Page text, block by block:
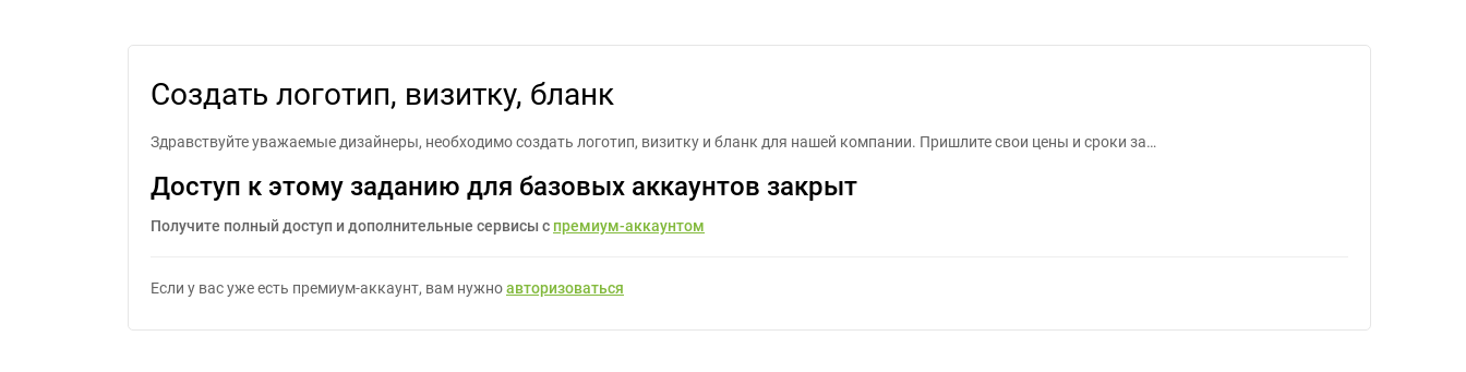
Создать логотип, визитку, бланк
Здравствуйте уважаемые дизайнеры, необходимо создать логотип, визитку и бланк для нашей компании. Пришлите свои цены и сроки за…
Доступ к этому заданию для базовых аккаунтов закрыт
Получите полный доступ и дополнительные сервисы с премиум-аккаунтом
Если у вас уже есть премиум-аккаунт, вам нужноавторизоваться